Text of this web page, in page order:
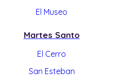
El Museo
Martes Santo
El Cerro
San Esteban